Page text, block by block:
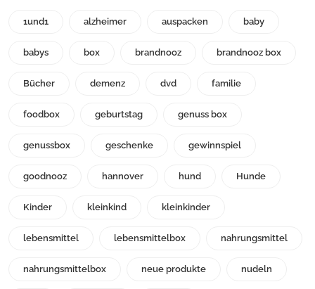
1und1 alzheimer auspacken baby
babys box brandnooz brandnooz box
Bücher demenz dvd familie
foodbox geburtstag genuss box
genussbox geschenke gewinnspiel
goodnooz hannover hund Hunde
Kinder kleinkind kleinkinder
lebensmittel lebensmittelbox nahrungsmittel
nahrungsmittelbox neue produkte nudeln